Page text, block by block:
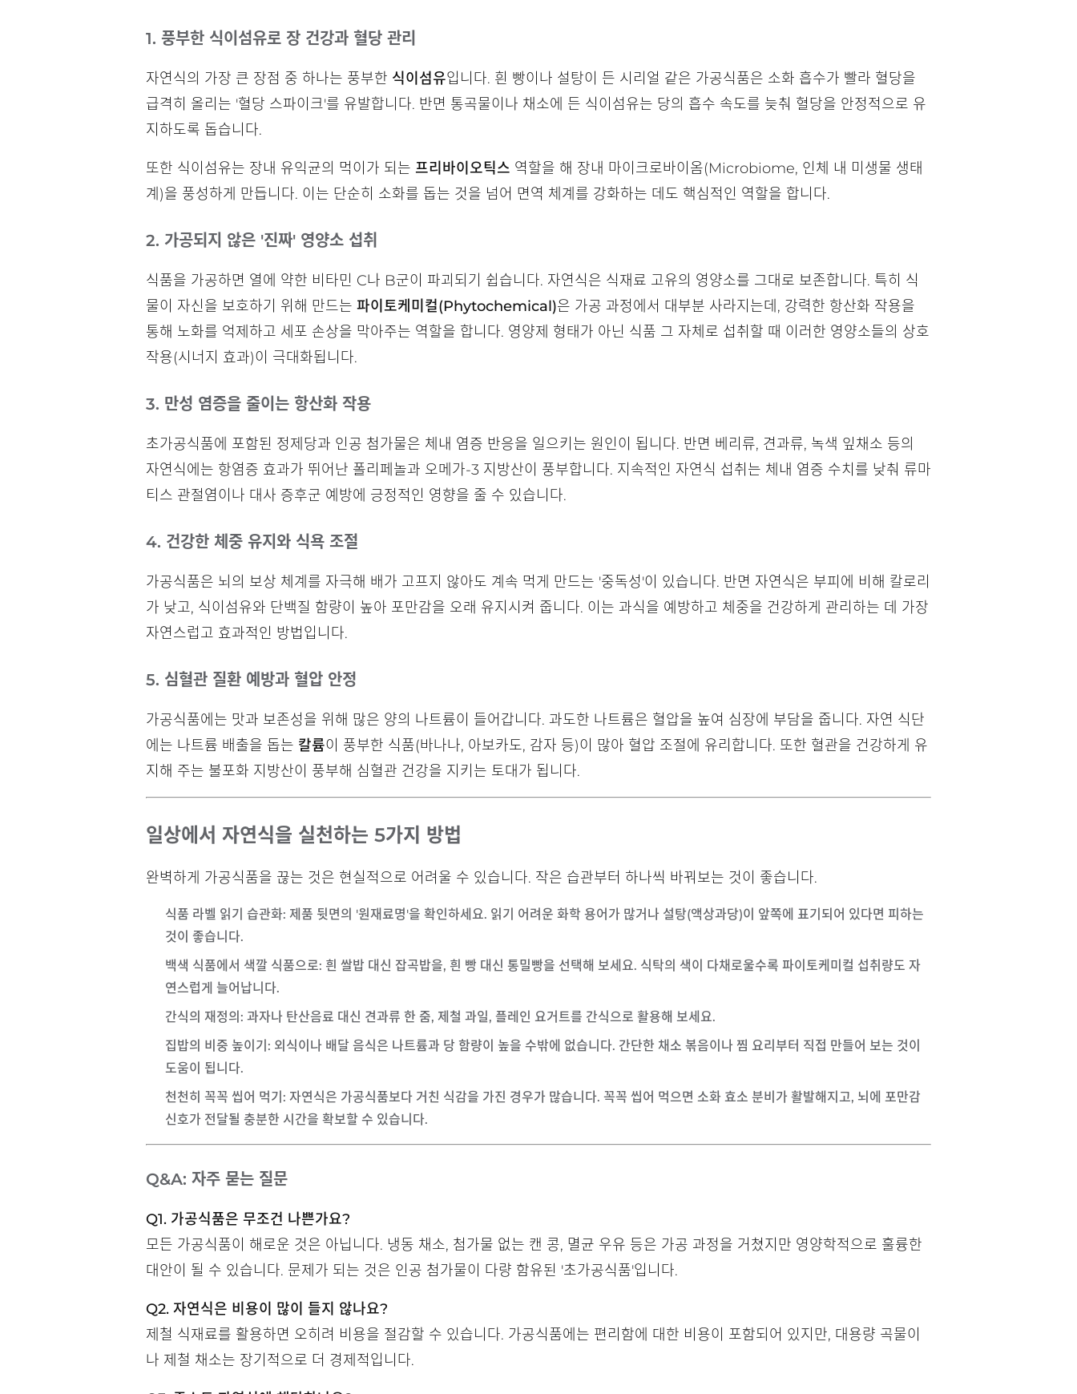
1. 풍부한 식이섬유로 장 건강과 혈당 관리
자연식의 가장 큰 장점 중 하나는 풍부한 식이섬유입니다. 흰 빵이나 설탕이 든 시리얼 같은 가공식품은 소화 흡수가 빨라 혈당을
급격히 올리는 '혈당 스파이크'를 유발합니다. 반면 통곡물이나 채소에 든 식이섬유는 당의 흡수 속도를 늦춰 혈당을 안정적으로 유
지하도록 돕습니다.
또한 식이섬유는 장내 유익균의 먹이가 되는 프리바이오틱스 역할을 해 장내 마이크로바이옴(Microbiome, 인체 내 미생물 생태
계)을 풍성하게 만듭니다. 이는 단순히 소화를 돕는 것을 넘어 면역 체계를 강화하는 데도 핵심적인 역할을 합니다.
2. 가공되지 않은 '진짜' 영양소 섭취
식품을 가공하면 열에 약한 비타민 C나 B군이 파괴되기 쉽습니다. 자연식은 식재료 고유의 영양소를 그대로 보존합니다. 특히 식
물이 자신을 보호하기 위해 만드는 파이토케미컬(Phytochemical)은 가공 과정에서 대부분 사라지는데, 강력한 항산화 작용을
통해 노화를 억제하고 세포 손상을 막아주는 역할을 합니다. 영양제 형태가 아닌 식품 그 자체로 섭취할 때 이러한 영양소들의 상호
작용(시너지 효과)이 극대화됩니다.
3. 만성 염증을 줄이는 항산화 작용
초가공식품에 포함된 정제당과 인공 첨가물은 체내 염증 반응을 일으키는 원인이 됩니다. 반면 베리류, 견과류, 녹색 잎채소 등의
자연식에는 항염증 효과가 뛰어난 폴리페놀과 오메가-3 지방산이 풍부합니다. 지속적인 자연식 섭취는 체내 염증 수치를 낮춰 류마
티스 관절염이나 대사 증후군 예방에 긍정적인 영향을 줄 수 있습니다.
4. 건강한 체중 유지와 식욕 조절
가공식품은 뇌의 보상 체계를 자극해 배가 고프지 않아도 계속 먹게 만드는 '중독성'이 있습니다. 반면 자연식은 부피에 비해 칼로리
가 낮고, 식이섬유와 단백질 함량이 높아 포만감을 오래 유지시켜 줍니다. 이는 과식을 예방하고 체중을 건강하게 관리하는 데 가장
자연스럽고 효과적인 방법입니다.
5. 심혈관 질환 예방과 혈압 안정
가공식품에는 맛과 보존성을 위해 많은 양의 나트륨이 들어갑니다. 과도한 나트륨은 혈압을 높여 심장에 부담을 줍니다. 자연 식단
에는 나트륨 배출을 돕는 칼륨이 풍부한 식품(바나나, 아보카도, 감자 등)이 많아 혈압 조절에 유리합니다. 또한 혈관을 건강하게 유
지해 주는 불포화 지방산이 풍부해 심혈관 건강을 지키는 토대가 됩니다.
일상에서 자연식을 실천하는 5가지 방법
완벽하게 가공식품을 끊는 것은 현실적으로 어려울 수 있습니다. 작은 습관부터 하나씩 바꿔보는 것이 좋습니다.
식품 라벨 읽기 습관화: 제품 뒷면의 '원재료명'을 확인하세요. 읽기 어려운 화학 용어가 많거나 설탕(액상과당)이 앞쪽에 표기되어 있다면 피하는
것이 좋습니다.
백색 식품에서 색깔 식품으로: 흰 쌀밥 대신 잡곡밥을, 흰 빵 대신 통밀빵을 선택해 보세요. 식탁의 색이 다채로울수록 파이토케미컬 섭취량도 자
연스럽게 늘어납니다.
간식의 재정의 : 과자나 탄산음료 대신 견과류 한 줌, 제철 과일, 플레인 요거트를 간식으로 활용해 보세요.
집밥의 비중 높이기 : 외식이나 배달 음식은 나트륨과 당 함량이 높을 수밖에 없습니다. 간단한 채소 볶음이나 찜 요리부터 직접 만들어 보는 것이
도움이 됩니다.
천천히 꼭꼭 씹어 먹기 : 자연식은 가공식품보다 거친 식감을 가진 경우가 많습니다. 꼭꼭 씹어 먹으면 소화 효소 분비가 활발해지고, 뇌에 포만감
신호가 전달될 충분한 시간을 확보할 수 있습니다.
Q&A: 자주 묻는 질문
Q1. 가공식품은 무조건 나쁜가요?
모든 가공식품이 해로운 것은 아닙니다. 냉동 채소, 첨가물 없는 캔 콩, 멸균 우유 등은 가공 과정을 거쳤지만 영양학적으로 훌륭한
대안이 될 수 있습니다. 문제가 되는 것은 인공 첨가물이 다량 함유된 '초가공식품'입니다.
Q2. 자연식은 비용이 많이 들지 않나요?
제철 식재료를 활용하면 오히려 비용을 절감할 수 있습니다. 가공식품에는 편리함에 대한 비용이 포함되어 있지만, 대용량 곡물이
나 제철 채소는 장기적으로 더 경제적입니다.